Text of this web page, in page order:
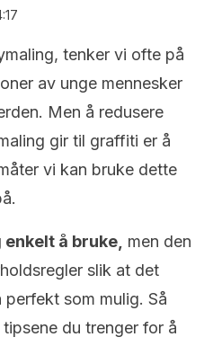
tenker vi ofte på
av unge mennesker
Men å redusere
gir til graffiti er å
vi kan bruke dette
å bruke, men den
slik at det
som mulig. Så
du trenger for å